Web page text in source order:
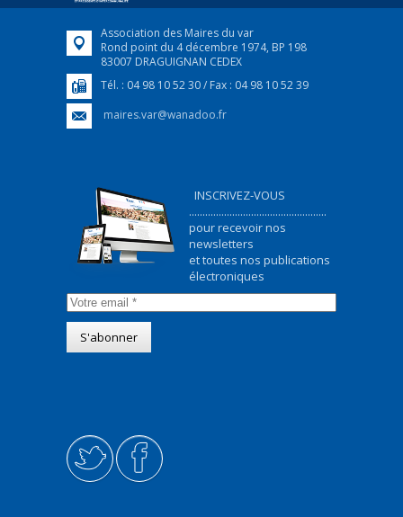
Association des Maires du var
Rond point du 4 décembre 1974, BP 198
83007 DRAGUIGNAN CEDEX
Tél. : 04 98 10 52 30 / Fax : 04 98 10 52 39
maires.var@wanadoo.fr
INSCRIVEZ-VOUS
...................................................
pour recevoir nos
newsletters
et toutes nos publications
électroniques